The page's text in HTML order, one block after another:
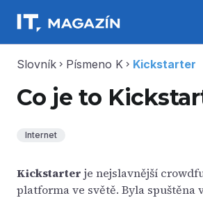
Slovník chevron_right Písmeno K chevron_right Kickstarter
Co je to
Internet
Kickstarter je nejslavnější
platforma ve světě. Byla spuštěna